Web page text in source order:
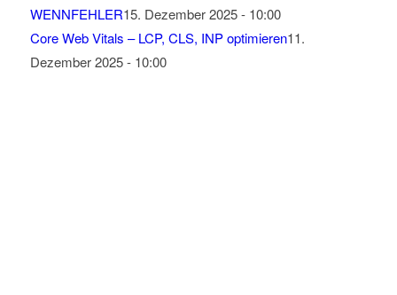
WENNFEHLER15. Dezember 2025 - 10:00
Core Web Vitals – LCP, CLS, INP optimieren11.
Dezember 2025 - 10:00